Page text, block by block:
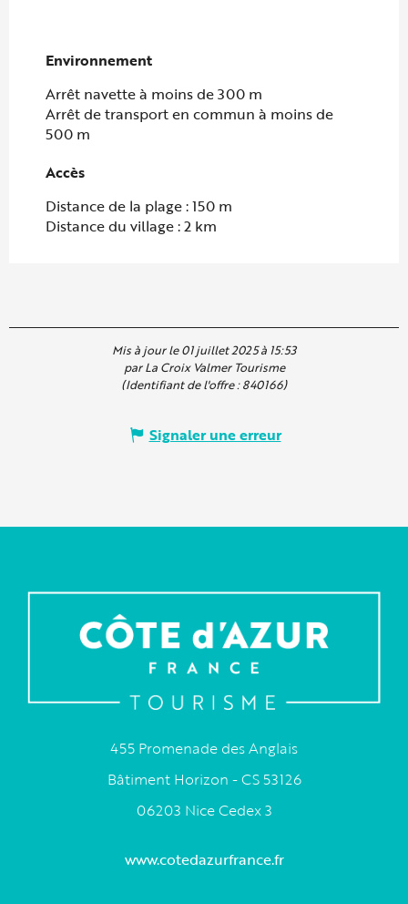
Environnement
Environnement
Arrêt navette à moins de 300 m
Arrêt de transport en commun à moins de
500 m
Accès
Accès
Distance de la plage : 150 m
Distance du village : 2 km
Mis à jour le 01 juillet 2025 à 15:53
par La Croix Valmer Tourisme
(Identifiant de l'offre :840166)
Signaler une erreur
455 Promenade des Anglais
Bâtiment Horizon - CS 53126
06203 Nice Cedex 3
www.cotedazurfrance.fr